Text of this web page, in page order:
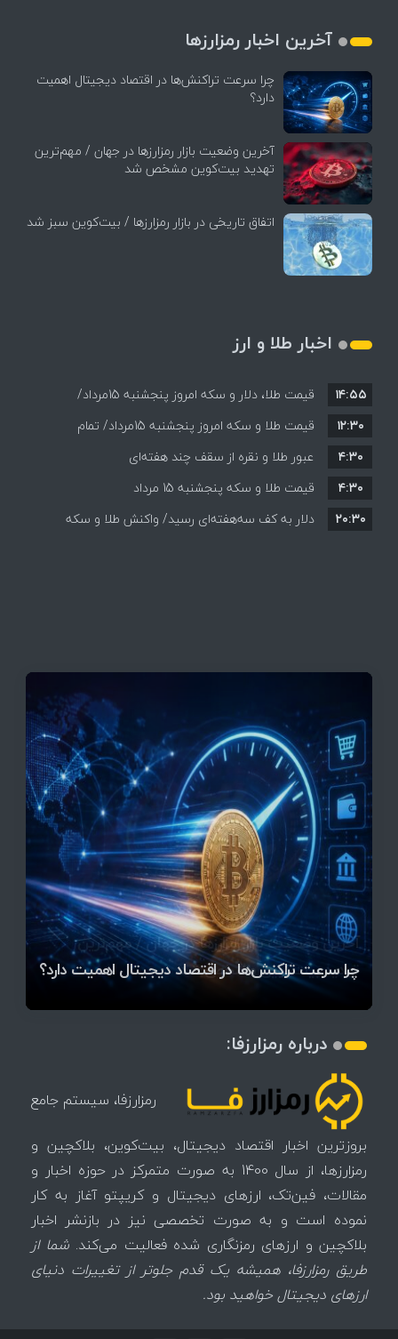
آخرین اخبار رمزارزها
چرا سرعت تراکنش‌ها در اقتصاد دیجیتال اهمیت
دارد؟
آخرین وضعیت بازار رمزارزها در جهان / مهم‌ترین
تهدید بیت‌کوین مشخص شد
اتفاق تاریخی در بازار رمزارزها / بیت‌کوین سبز شد
اخبار طلا و ارز
قیمت طلا، دلار و سکه امروز پنجشنبه 15مرداد/
افزایش قیمت ها + جدول
۱۴:۵۵
قیمت طلا و سکه امروز پنجشنبه 15مرداد/ تمام
قیمت ها بر مدار افزایش + جدول
۱۲:۳۰
عبور طلا و نقره از سقف چند هفته‌ای
۴:۳۰
قیمت طلا و سکه پنجشنبه 15 مرداد
۴:۳۰
دلار به کف سه‌هفته‌ای رسید/ واکنش طلا و سکه
۲۰:۳۰
چرا سرعت تراکنش‌ها در اقتصاد دیجیتال اهمیت دارد؟
آخرین وضعیت بازار رمزارزها در جهان / مهم‌ترین
تهدید بیت‌کوین مشخص شد
اتفاق تاریخی در بازار رمزارزها / بیت‌کوین سبز شد
قیمت تتر، بیت‌کوین و اتریوم امروز دوشنبه ۵ مرداد
۱۴۰۵ | بیت‌کوین این مرز را از دست بدهد، همه‌چیز
تغییر می‌کند
رقابت پنهان دولت‌ها بر سر بیت‌کوین/ ۱۰ کشور برتر
کدامند؟
اتفاق مهم در بازار رمزارزها / بیت‌کوین وارد فاز تازه شد
تازه‌ترین رسوایی ارز دیجیتال؛ شکایت میلیاردی روی
میز / ۶۲۲ بیت‌کوین کجا رفت؟
بحران بدهی شرکت‌ها و خطر فروش اجباری میلیاردها
دلار بیت‌کوین
درباره رمزارزفا:
رمزارزفا، سیستم جامع
بروزترین اخبار اقتصاد دیجیتال، بیت‌کوین، بلاکچین و
رمزارزها، از سال 1400 به صورت متمرکز در حوزه اخبار و
مقالات، فین‌تک، ارزهای‌ دیجیتال و کریپتو آغاز به کار
نموده است و به صورت تخصصی نیز در بازنشر اخبار
بلاکچین و ارزهای رمزنگاری شده فعالیت می‌کند.شما از
طریق رمزارزفا، همیشه یک قدم جلوتر از تغییرات دنیای
ارزهای دیجیتال خواهید بود.